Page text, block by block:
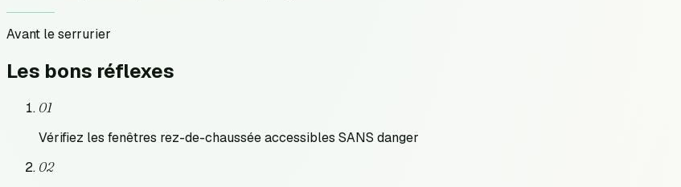
Avant le serrurier
Les bons réflexes
01
Vérifiez les fenêtres rez-de-chaussée accessibles SANS danger
02